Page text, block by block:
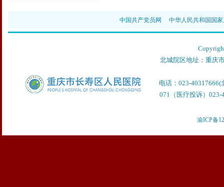
中国共产党员网 中华人民共和国国
北城院区地址：重庆
电话：023-
071（医疗投诉）023-
渝ICP备